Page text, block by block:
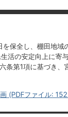
保全し、棚田地
活の安定向上に寄
条第1項に基づき
(PDFファイル: